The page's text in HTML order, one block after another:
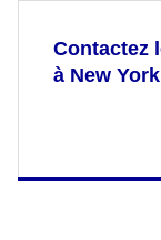
Contactez
à New York